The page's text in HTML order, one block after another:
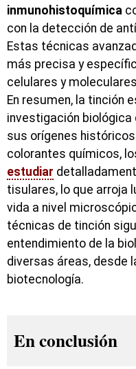
inmunohistoquímica
con la detección de
Estas técnicas
más precisa y
celulares y
En resumen, la tinción
investigación biológica
sus orígenes
colorantes químicos,
estudiar
tisulares, lo que arroja
vida a nivel
técnicas de tinción
entendimiento de la
diversas áreas, desde
biotecnología.
En conclusión